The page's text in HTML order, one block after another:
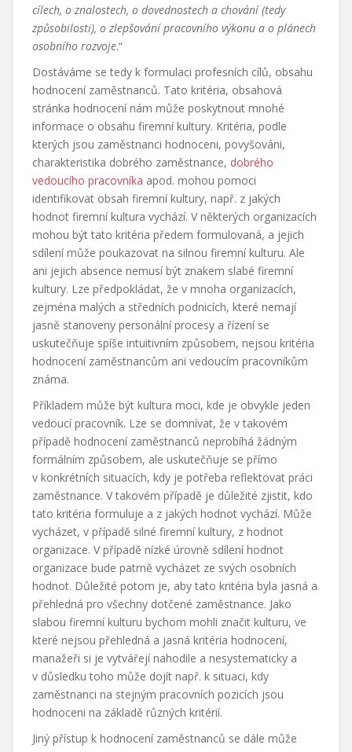
cílech, o znalostech, o dovednostech a chování (tedy
způsobilosti), o zlepšování pracovního výkonu a o plánech
osobního rozvoje.“
Dostáváme se tedy k formulaci profesních cílů, obsahu
hodnocení zaměstnanců. Tato kritéria, obsahová
stránka hodnocení nám může poskytnout mnohé
informace o obsahu firemní kultury. Kritéria, podle
kterých jsou zaměstnanci hodnoceni, povyšováni,
charakteristika dobrého zaměstnance, dobrého
vedoucího pracovníka apod. mohou pomoci
identifikovat obsah firemní kultury, např. z jakých
hodnot firemní kultura vychází. V některých organizacích
mohou být tato kritéria předem formulovaná, a jejich
sdílení může poukazovat na silnou firemní kulturu. Ale
ani jejich absence nemusí být znakem slabé firemní
kultury. Lze předpokládat, že v mnoha organizacích,
zejména malých a středních podnicích, které nemají
jasně stanoveny personální procesy a řízení se
uskutečňuje spíše intuitivním způsobem, nejsou kritéria
hodnocení zaměstnancům ani vedoucím pracovníkům
známa.
Příkladem může být kultura moci, kde je obvykle jeden
vedoucí pracovník. Lze se domnívat, že v takovém
případě hodnocení zaměstnanců neprobíhá žádným
formálním způsobem, ale uskutečňuje se přímo
v konkrétních situacích, kdy je potřeba reflektovat práci
zaměstnance. V takovém případě je důležité zjistit, kdo
tato kritéria formuluje a z jakých hodnot vychází. Může
vycházet, v případě silné firemní kultury, z hodnot
organizace. V případě nízké úrovně sdílení hodnot
organizace bude patrně vycházet ze svých osobních
hodnot. Důležité potom je, aby tato kritéria byla jasná a
přehledná pro všechny dotčené zaměstnance. Jako
slabou firemní kulturu bychom mohli značit kulturu, ve
které nejsou přehledná a jasná kritéria hodnocení,
manažeři si je vytvářejí nahodile a nesystematicky a
v důsledku toho může dojít např. k situaci, kdy
zaměstnanci na stejným pracovních pozicích jsou
hodnoceni na základě různých kritérií.
Jiný přístup k hodnocení zaměstnanců se dále může